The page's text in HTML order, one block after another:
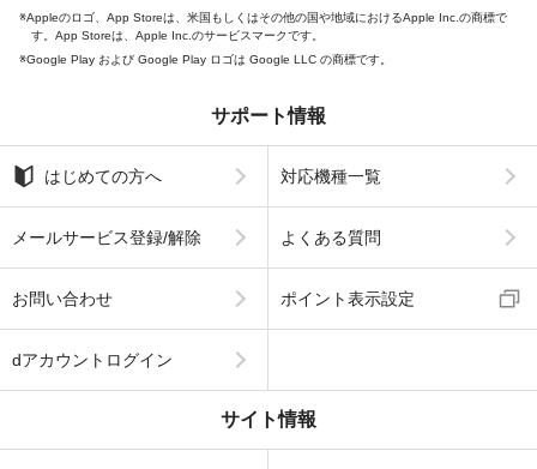
Appleのロゴ、App Storeは、米国もしくはその他の国や地域におけるApple Inc.の商標で
す。App Storeは、Apple Inc.のサービスマークです。
Google Play および Google Play ロゴは Google LLC の商標です。
サポート情報
はじめての方へ 対応機種一覧
メールサービス登録/解除 よくある質問
お問い合わせ ポイント表示設定
dアカウントログイン
サイト情報